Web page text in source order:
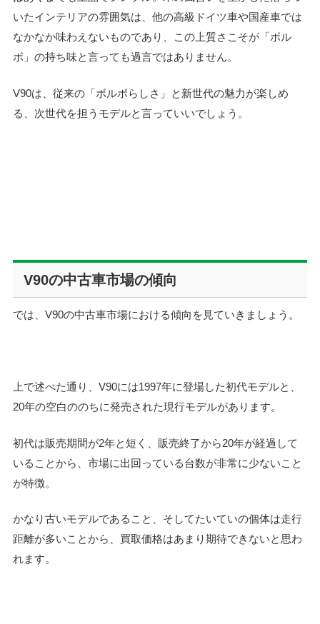
いたインテリアの雰囲気は、他の高級ドイツ車や国産車では
なかなか味わえないものであり、この上質さこそが「ボル
ボ」の持ち味と言っても過言ではありません。
V90は、従来の「ボルボらしさ」と新世代の魅力が楽しめ
る、次世代を担うモデルと言っていいでしょう。
V90の中古車市場の傾向
では、V90の中古車市場における傾向を見ていきましょう。
上で述べた通り、V90には1997年に登場した初代モデルと、
20年の空白ののちに発売された現行モデルがあります。
初代は販売期間が2年と短く、販売終了から20年が経過して
いることから、市場に出回っている台数が非常に少ないこと
が特徴。
かなり古いモデルであること、そしてたいていの個体は走行
距離が多いことから、買取価格はあまり期待できないと思わ
れます。